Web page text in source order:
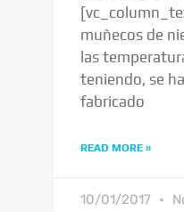
muñecos de
las
teniendo, se
fabricado
READ MORE »
10/01/2017